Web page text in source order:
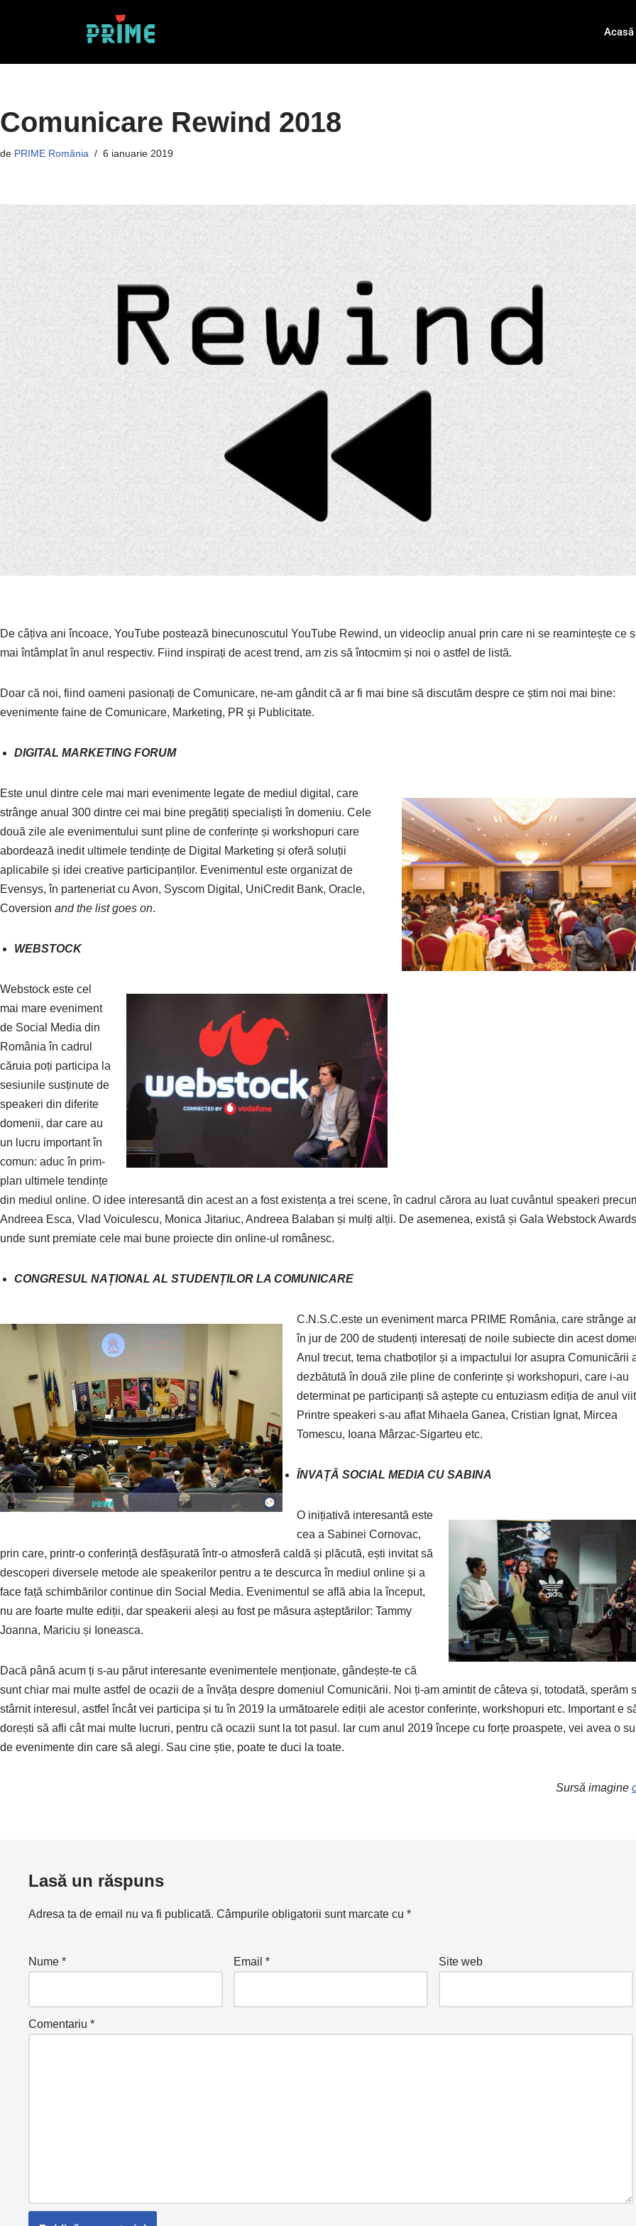
Acasă
Comunicare Rewind 2018
de PRIME România 6 ianuarie 2019
De câțiva ani încoace, YouTube postează binecunoscutul YouTube Rewind, un videoclip anual prin care ni se reamintește ce
mai întâmplat în anul respectiv. Fiind inspirați de acest trend, am zis să întocmim și noi o astfel de listă.
Doar că noi, fiind oameni pasionați de Comunicare, ne-am gândit că ar fi mai bine să discutăm despre ce știm noi mai bine:
evenimente faine de Comunicare, Marketing, PR şi Publicitate.
DIGITAL MARKETING FORUM
Este unul dintre cele mai mari evenimente legate de mediul digital, care
strânge anual 300 dintre cei mai bine pregătiți specialiști în domeniu. Cele
două zile ale evenimentului sunt pline de conferințe și workshopuri care
abordează inedit ultimele tendințe de Digital Marketing și oferă soluții
aplicabile și idei creative participanților. Evenimentul este organizat de
Evensys, în parteneriat cu Avon, Syscom Digital, UniCredit Bank, Oracle,
Coversion and the list goes on.
WEBSTOCK
Webstock este cel
mai mare eveniment
de Social Media din
România în cadrul
căruia poți participa la
sesiunile susținute de
speakeri din diferite
domenii, dar care au
un lucru important în
comun: aduc în prim-
plan ultimele tendințe
din mediul online. O idee interesantă din acest an a fost existența a trei scene, în cadrul cărora au luat cuvântul speakeri
Andreea Esca, Vlad Voiculescu, Monica Jitariuc, Andreea Balaban și mulți alții. De asemenea, există și Gala Webstock
unde sunt premiate cele mai bune proiecte din online-ul românesc.
CONGRESUL NAȚIONAL AL STUDENȚILOR LA COMUNICARE
C.N.S.C.este un eveniment marca PRIME România, care strânge
în jur de 200 de studenți interesați de noile subiecte din acest
Anul trecut, tema chatboților și a impactului lor asupra Comunicării
dezbătută în două zile pline de conferințe și workshopuri, care i-au
determinat pe participanți să aștepte cu entuziasm ediția de anul
Printre speakeri s-au aflat Mihaela Ganea, Cristian Ignat, Mircea
Tomescu, Ioana Mârzac-Sigarteu etc.
ÎNVAȚĂ SOCIAL MEDIA CU SABINA
O inițiativă interesantă este
cea a Sabinei Cornovac,
prin care, printr-o conferință desfășurată într-o atmosferă caldă și plăcută, ești invitat să
descoperi diversele metode ale speakerilor pentru a te descurca în mediul online și a
face față schimbărilor continue din Social Media. Evenimentul se află abia la început,
nu are foarte multe ediții, dar speakerii aleși au fost pe măsura așteptărilor: Tammy
Joanna, Mariciu și Ioneasca.
Dacă până acum ți s-au părut interesante evenimentele menționate, gândește-te că
sunt chiar mai multe astfel de ocazii de a învăța despre domeniul Comunicării. Noi ți-am amintit de câteva și, totodată, sperăm
stârnit interesul, astfel încât vei participa și tu în 2019 la următoarele ediții ale acestor conferințe, workshopuri etc. Important e
dorești să afli cât mai multe lucruri, pentru că ocazii sunt la tot pasul. Iar cum anul 2019 începe cu forțe proaspete, vei avea o
de evenimente din care să alegi. Sau cine știe, poate te duci la toate.
Sursă imagine
Lasă un răspuns
Adresa ta de email nu va fi publicată. Câmpurile obligatorii sunt marcate cu *
Nume * Email * Site web
Comentariu *